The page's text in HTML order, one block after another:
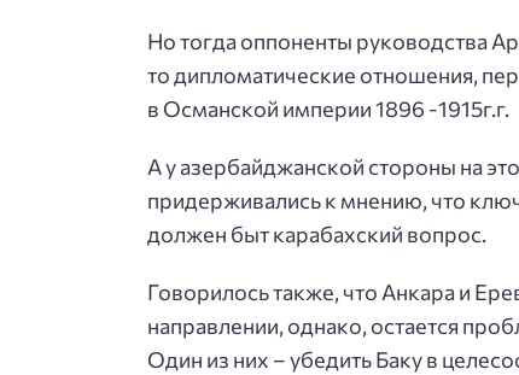
Но тогда оппоненты руководства
то дипломатические отношения,
в Османской империи 1896 -1915г.г.
А у азербайджанской стороны на
придерживались к мнению, что
должен быт карабахский вопрос.
Говорилось также, что Анкара и
направлении, однако, остается
Один из них – убедить Баку в